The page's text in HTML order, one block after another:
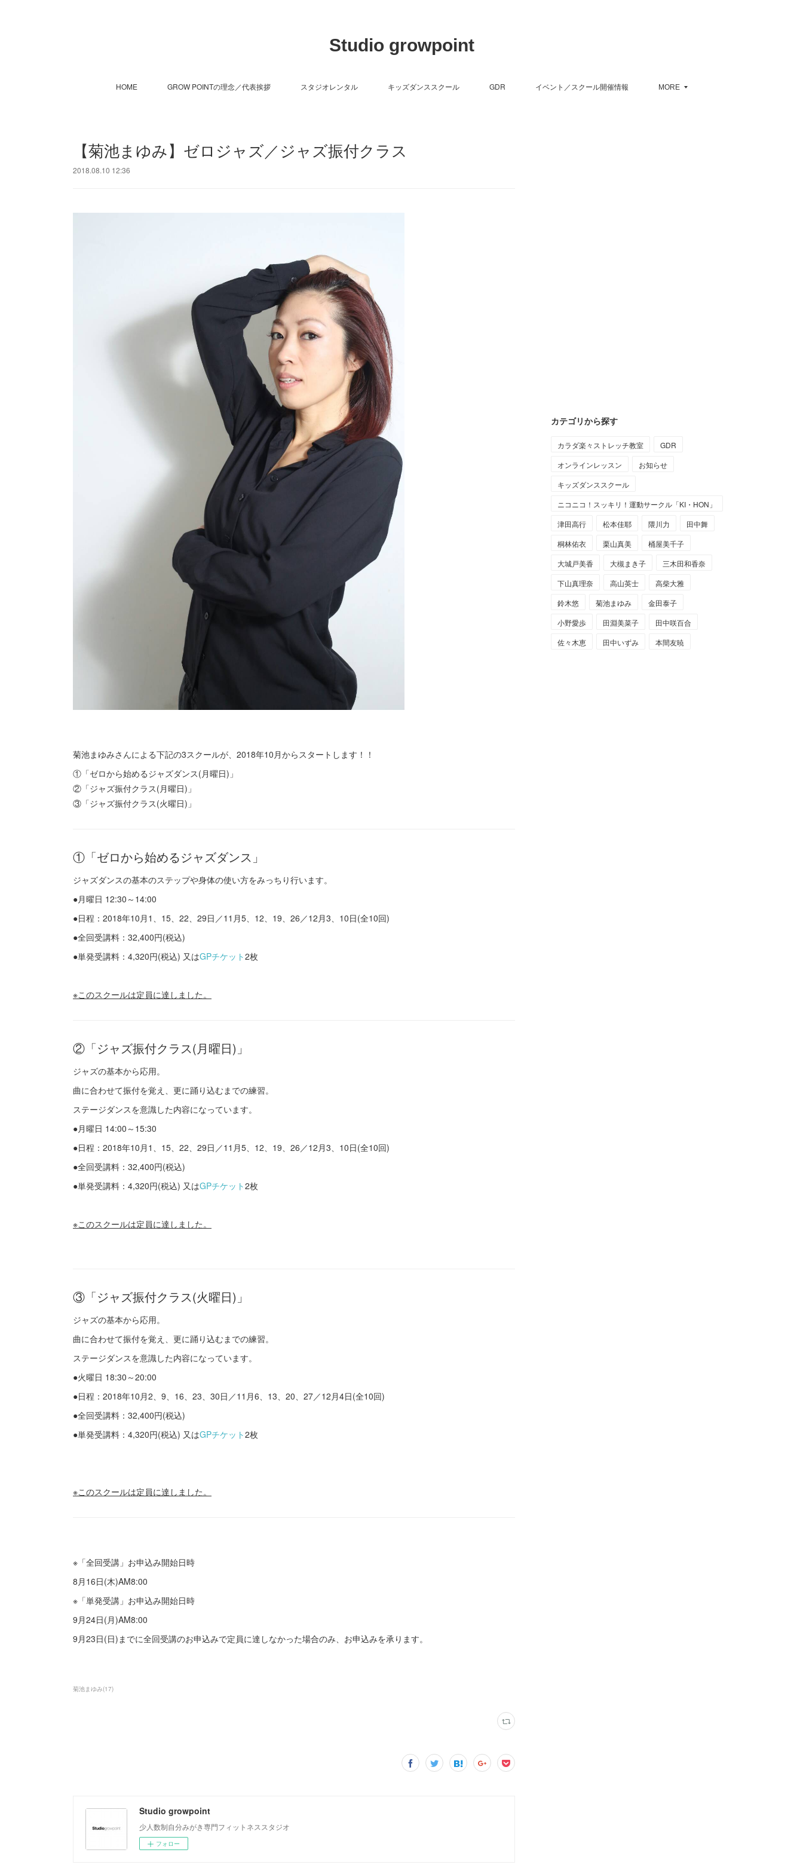
Studio growpoint
HOME GROW POINTの理念／代表挨拶 スタジオレンタル キッズダンススクール GDR イベント／スクール開催情報 MORE
【菊池まゆみ】ゼロジャズ／ジャズ振付クラス
2018.08.10 12:36
菊池まゆみさんによる下記の3スクールが、2018年10月からスタートします！！
①「ゼロから始めるジャズダンス(月曜日)」
②「ジャズ振付クラス(月曜日)」
③「ジャズ振付クラス(火曜日)」
①「ゼロから始めるジャズダンス」
ジャズダンスの基本のステップや身体の使い方をみっちり行います。
●月曜日 12:30～14:00
●日程：2018年10月1、15、22、29日／11月5、12、19、26／12月3、10日(全10回)
●全回受講料：32,400円(税込)
●単発受講料：4,320円(税込) 又はGPチケット2枚
※このスクールは定員に達しました。
②「ジャズ振付クラス(月曜日)」
ジャズの基本から応用。
曲に合わせて振付を覚え、更に踊り込むまでの練習。
ステージダンスを意識した内容になっています。
●月曜日 14:00～15:30
●日程：2018年10月1、15、22、29日／11月5、12、19、26／12月3、10日(全10回)
●全回受講料：32,400円(税込)
●単発受講料：4,320円(税込) 又はGPチケット2枚
※このスクールは定員に達しました。
③「ジャズ振付クラス(火曜日)」
ジャズの基本から応用。
曲に合わせて振付を覚え、更に踊り込むまでの練習。
ステージダンスを意識した内容になっています。
●火曜日 18:30～20:00
●日程：2018年10月2、9、16、23、30日／11月6、13、20、27／12月4日(全10回)
●全回受講料：32,400円(税込)
●単発受講料：4,320円(税込) 又はGPチケット2枚
※このスクールは定員に達しました。
※「全回受講」お申込み開始日時
8月16日(木)AM8:00
※「単発受講」お申込み開始日時
9月24日(月)AM8:00
9月23日(日)までに全回受講のお申込みで定員に達しなかった場合のみ、お申込みを承ります。
菊池まゆみ(17)
Studio growpoint
少人数制自分みがき専門フィットネススタジオ
フォロー
カテゴリから探す
カラダ楽々ストレッチ教室
GDR
オンラインレッスン
お知らせ
キッズダンススクール
ニコニコ！スッキリ！運動サークル「KI・HON」
津田高行
松本佳耶 隈川力
田中舞
桐林佑衣
栗山真美
桶屋美千子
大城戸美香
大槻まき子
三木田和香奈
下山真理奈
高山英士
高柴大雅
鈴木悠
菊池まゆみ
金田泰子
小野愛歩
田淵美菜子
田中咲百合
佐々木恵
田中いずみ 本間友暁